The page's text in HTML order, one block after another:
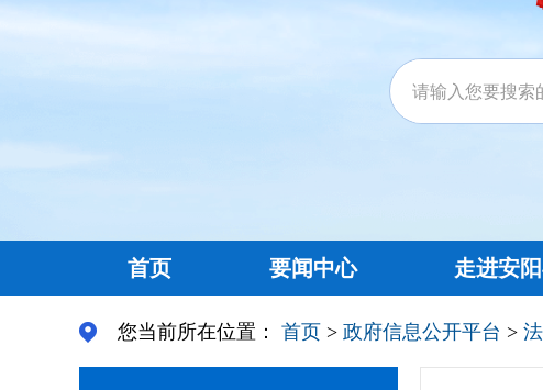
首页 要闻中心 走进安
您当前所在位置： 首页 > 政府信息公开平台 >